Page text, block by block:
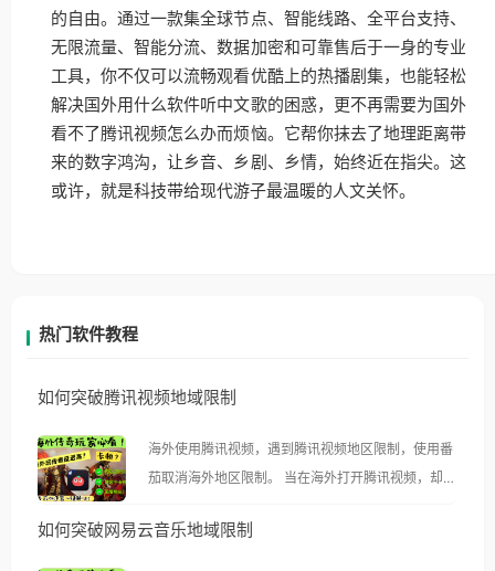
的自由。通过一款集全球节点、智能线路、全平台支持、
无限流量、智能分流、数据加密和可靠售后于一身的专业
工具，你不仅可以流畅观看优酷上的热播剧集，也能轻松
解决国外用什么软件听中文歌的困惑，更不再需要为国外
看不了腾讯视频怎么办而烦恼。它帮你抹去了地理距离带
来的数字鸿沟，让乡音、乡剧、乡情，始终近在指尖。这
或许，就是科技带给现代游子最温暖的人文关怀。
热门软件教程
如何突破腾讯视频地域限制
海外使用腾讯视频，遇到腾讯视频地区限制，使用番
茄取消海外地区限制。 当在海外打开腾讯视频，却突
示语。 海外用户如香港、澳门、台湾、美国、加拿
如何突破网易云音乐地域限制